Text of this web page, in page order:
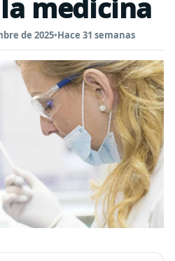
medicina
de 2025•Hace 31 semanas